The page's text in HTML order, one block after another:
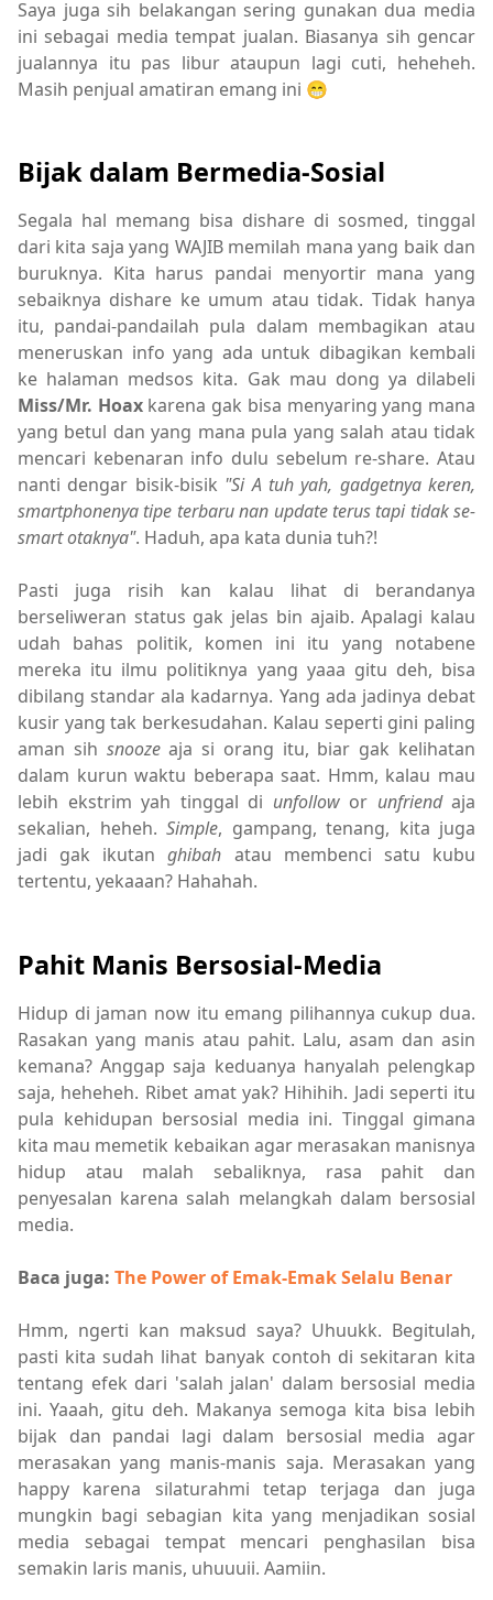
Saya juga sih belakangan sering gunakan dua media
ini sebagai media tempat jualan. Biasanya sih gencar
jualannya itu pas libur ataupun lagi cuti, heheheh.
Masih penjual amatiran emang ini 😁
Bijak dalam Bermedia-Sosial
Segala hal memang bisa dishare di sosmed, tinggal
dari kita saja yang WAJIB memilah mana yang baik dan
buruknya. Kita harus pandai menyortir mana yang
sebaiknya dishare ke umum atau tidak. Tidak hanya
itu, pandai-pandailah pula dalam membagikan atau
meneruskan info yang ada untuk dibagikan kembali
ke halaman medsos kita. Gak mau dong ya dilabeli
Miss/Mr. Hoax karena gak bisa menyaring yang mana
yang betul dan yang mana pula yang salah atau tidak
mencari kebenaran info dulu sebelum re-share. Atau
nanti dengar bisik-bisik "Si A tuh yah, gadgetnya keren,
smartphonenya tipe terbaru nan update terus tapi tidak se-
smart otaknya". Haduh, apa kata dunia tuh?!
Pasti juga risih kan kalau lihat di berandanya
berseliweran status gak jelas bin ajaib. Apalagi kalau
udah bahas politik, komen ini itu yang notabene
mereka itu ilmu politiknya yang yaaa gitu deh, bisa
dibilang standar ala kadarnya. Yang ada jadinya debat
kusir yang tak berkesudahan. Kalau seperti gini paling
aman sih snoozeaja si orang itu, biar gak kelihatan
dalam kurun waktu beberapa saat. Hmm, kalau mau
lebih ekstrim yah tinggal di unfollowor unfriendaja
sekalian, heheh. Simple, gampang, tenang, kita juga
jadi gak ikutanghibah atau membenci satu kubu
tertentu, yekaaan? Hahahah.
Pahit Manis Bersosial-Media
Hidup di jaman now itu emang pilihannya cukup dua.
Rasakan yang manis atau pahit. Lalu, asam dan asin
kemana? Anggap saja keduanya hanyalah pelengkap
saja, heheheh. Ribet amat yak? Hihihih. Jadi seperti itu
pula kehidupan bersosial media ini. Tinggal gimana
kita mau memetik kebaikan agar merasakan manisnya
hidup atau malah sebaliknya, rasa pahit dan
penyesalan karena salah melangkah dalam bersosial
media.
Baca juga: The Power of Emak-Emak Selalu Benar
Hmm, ngerti kan maksud saya? Uhuukk. Begitulah,
pasti kita sudah lihat banyak contoh di sekitaran kita
tentang efek dari 'salah jalan' dalam bersosial media
ini. Yaaah, gitu deh. Makanya semoga kita bisa lebih
bijak dan pandai lagi dalam bersosial media agar
merasakan yang manis-manis saja. Merasakan yang
happy karena silaturahmi tetap terjaga dan juga
mungkin bagi sebagian kita yang menjadikan sosial
media sebagai tempat mencari penghasilan bisa
semakin laris manis, uhuuuii. Aamiin.